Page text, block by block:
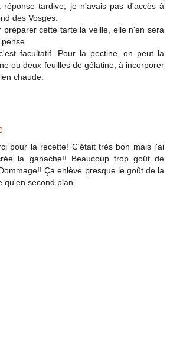
réponse tardive, je n'avais pas d'accès à
des Vosges.
préparer cette tarte la veille, elle n'en sera
facultatif. Pour la pectine, on peut la
ou deux feuilles de gélatine, à incorporer
chaude.
pour la recette! C'était très bon mais j'ai
la ganache!! Beaucoup trop goût de
Ça enlève presque le goût de la
qu'en second plan.